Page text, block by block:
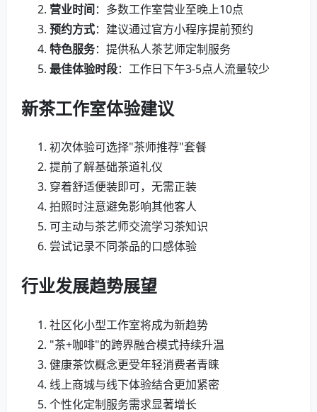
营业时间：多数工作室营业至晚上10点
预约方式：建议通过官方小程序提前预约
特色服务：提供私人茶艺师定制服务
最佳体验时段：工作日下午3-5点人流量较少
新茶工作室体验建议
初次体验可选择"茶师推荐"套餐
提前了解基础茶道礼仪
穿着舒适便装即可，无需正装
拍照时注意避免影响其他客人
可主动与茶艺师交流学习茶知识
尝试记录不同茶品的口感体验
行业发展趋势展望
社区化小型工作室将成为新趋势
"茶+咖啡"的跨界融合模式持续升温
健康茶饮概念更受年轻消费者青睐
线上商城与线下体验结合更加紧密
个性化定制服务需求显著增长